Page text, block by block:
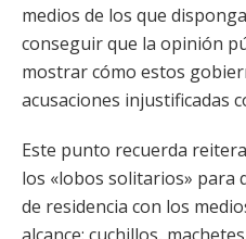
medios de los que
conseguir que la opinión
mostrar cómo estos
acusaciones injustificadas
Este punto recuerda
los «lobos solitarios» para
de residencia con los